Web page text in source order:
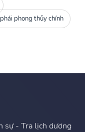
phong thủy chính
sự - Tra lịch dương